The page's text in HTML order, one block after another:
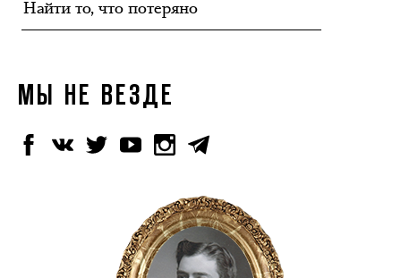
МЫ НЕ ВЕЗДЕ